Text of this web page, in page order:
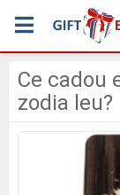
Ce cadou
zodia leu?